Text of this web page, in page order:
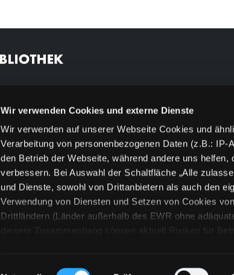
Wir verwenden Cookies und externe Dienste
Wir verwenden auf unserer Webseite Cookies und
Verarbeitung von personenbezogenen Daten (z.B.:
den Betrieb der Webseite, während andere uns
verbessern. Bei Auswahl der Schaltfläche „Alle
und Dienste, sowohl von Drittanbietern als auch den
Verwendung von Diensten und Setzen von Cookies
Drittländern (Länder außerhalb des EWR ohne
diesem Zusammenhang können aktuell Risiken für
Einwilligungsauswahl
Feedback
Kontakt
Über uns
Jobs
Medienwunsch
FAQs